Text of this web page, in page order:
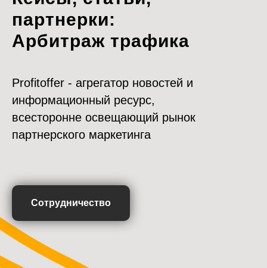
партнерки:
Арбитраж трафика
Profitoffer - агрегатор новостей и
информационный ресурс,
всесторонне освещающий рынок
партнерского маркетинга
Сотрудничество